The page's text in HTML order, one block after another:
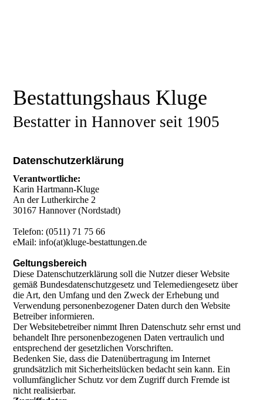
Bestattungshaus Kluge
Bestatter in Hannover seit 1905
Datenschutzerklärung
Verantwortliche:
Karin Hartmann-Kluge
An der Lutherkirche 2
30167 Hannover (Nordstadt)
Telefon: (0511) 71 75 66
eMail:info(at)kluge-bestattungen.de
Geltungsbereich
Diese Datenschutzerklärung soll die Nutzer dieser Website
gemäß Bundesdatenschutzgesetz und Telemediengesetz über
die Art, den Umfang und den Zweck der Erhebung und
Verwendung personenbezogener Daten durch den Website
Betreiber informieren.
Der Websitebetreiber nimmt Ihren Datenschutz sehr ernst und
behandelt Ihre personenbezogenen Daten vertraulich und
entsprechend der gesetzlichen Vorschriften.
Bedenken Sie, dass die Datenübertragung im Internet
grundsätzlich mit Sicherheitslücken bedacht sein kann. Ein
vollumfänglicher Schutz vor dem Zugriff durch Fremde ist
nicht realisierbar.